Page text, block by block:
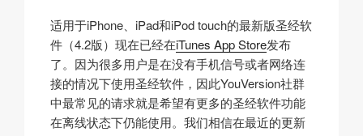
适用于iPhone、iPad和iPod touch的最新版圣经软
件（4.2版）现在已经在iTunes App Store发布
了。因为很多用户是在没有手机信号或者网络连
接的情况下使用圣经软件，因此YouVersion社群
中最常见的请求就是希望有更多的圣经软件功能
在离线状态下仍能使用。我们相信在最近的更新